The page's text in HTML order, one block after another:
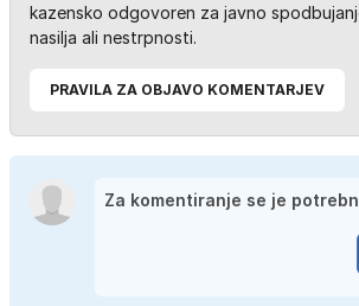
kazensko odgovoren za javno
nasilja ali nestrpnosti.
PRAVILA ZA OBJAVO KOMENTARJEV